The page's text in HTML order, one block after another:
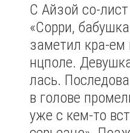
С Айзой со-
«Сорри,
заметил кра-
нцполе.
лась.
в голове
уже с кем-то